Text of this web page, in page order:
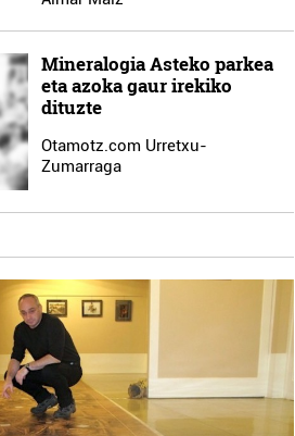
Mineralogia Asteko parkea
eta azoka gaur irekiko
dituzte
Otamotz.com Urretxu-
Zumarraga